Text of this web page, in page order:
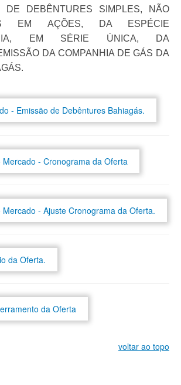
DE DEBÊNTURES SIMPLES, NÃO
EM AÇÕES, DA ESPÉCIE
EM SÉRIE ÚNICA, DA
DA COMPANHIA DE GÁS DA
- Emissão de Debêntures Bahiagás.
- Cronograma da Oferta
- Ajuste Cronograma da Oferta.
da Oferta.
da Oferta
voltar ao topo